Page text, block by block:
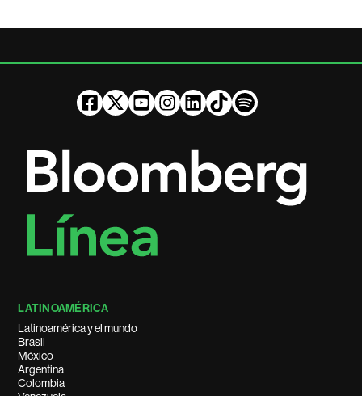
LATINOAMÉRICA
Latinoamérica y el mundo
Brasil
México
Argentina
Colombia